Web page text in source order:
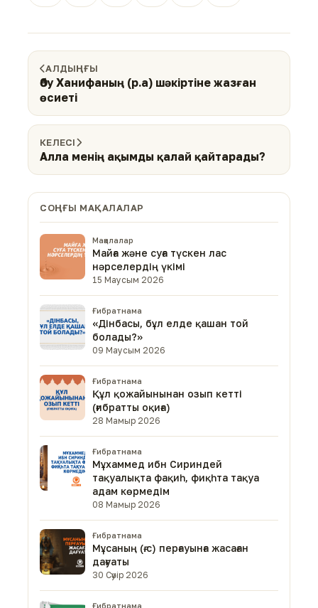
АЛДЫҢҒЫ
Әбу Ханифаның (р.а) шәкіртіне жазған
өсиеті
КЕЛЕСІ
Алла менің ақымды қалай қайтарады?
СОҢҒЫ МАҚАЛАЛАР
Мақалалар
Майға және суға түскен лас
нәрселердің үкімі
15 Маусым 2026
Ғибратнама
«Дінбасы, бұл елде қашан той
болады?»
09 Маусым 2026
Ғибратнама
Құл қожайынынан озып кетті
(ғибратты оқиға)
28 Мамыр 2026
Ғибратнама
Мұхаммед ибн Сириндей
тақуалықта фақиһ, фиқһта тақуа
адам көрмедім
08 Мамыр 2026
Ғибратнама
Мұсаның (ғ.с) перғауынға жасаған
дағуаты
30 Сәуір 2026
Ғибратнама